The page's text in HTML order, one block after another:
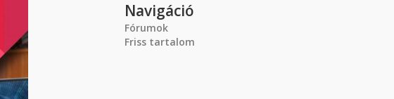
Navigáció
Fórumok
Friss tartalom